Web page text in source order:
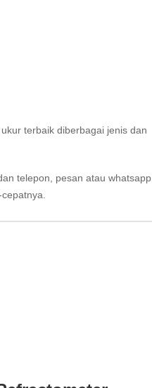
terbaik diberbagai jenis dan
telepon, pesan atau whatsapp,